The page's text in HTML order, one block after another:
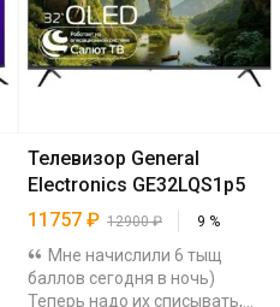
Телевизор General
Electronics GE32LQS1p5
11757 ₽ 12900₽ 9 %
Мне начислили 6 тыщ
баллов сегодня в ночь)
Теперь надо их списывать,